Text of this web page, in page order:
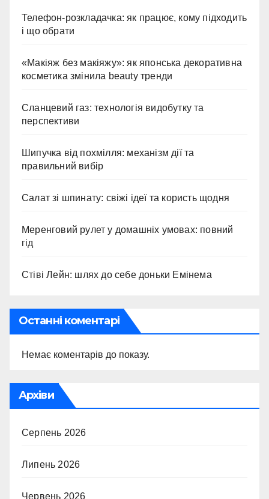
Телефон-розкладачка: як працює, кому підходить
і що обрати
«Макіяж без макіяжу»: як японська декоративна
косметика змінила beauty тренди
Сланцевий газ: технологія видобутку та
перспективи
Шипучка від похмілля: механізм дії та
правильний вибір
Салат зі шпинату: свіжі ідеї та користь щодня
Меренговий рулет у домашніх умовах: повний
гід
Стіві Лейн: шлях до себе доньки Емінема
Останні коментарі
Немає коментарів до показу.
Архіви
Серпень 2026
Липень 2026
Червень 2026